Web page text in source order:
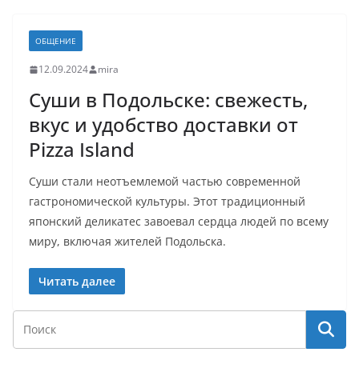
ОБЩЕНИЕ
12.09.2024 mira
Суши в Подольске: свежесть,
вкус и удобство доставки от
Pizza Island
Суши стали неотъемлемой частью современной
гастрономической культуры. Этот традиционный
японский деликатес завоевал сердца людей по всему
миру, включая жителей Подольска.
Читать далее